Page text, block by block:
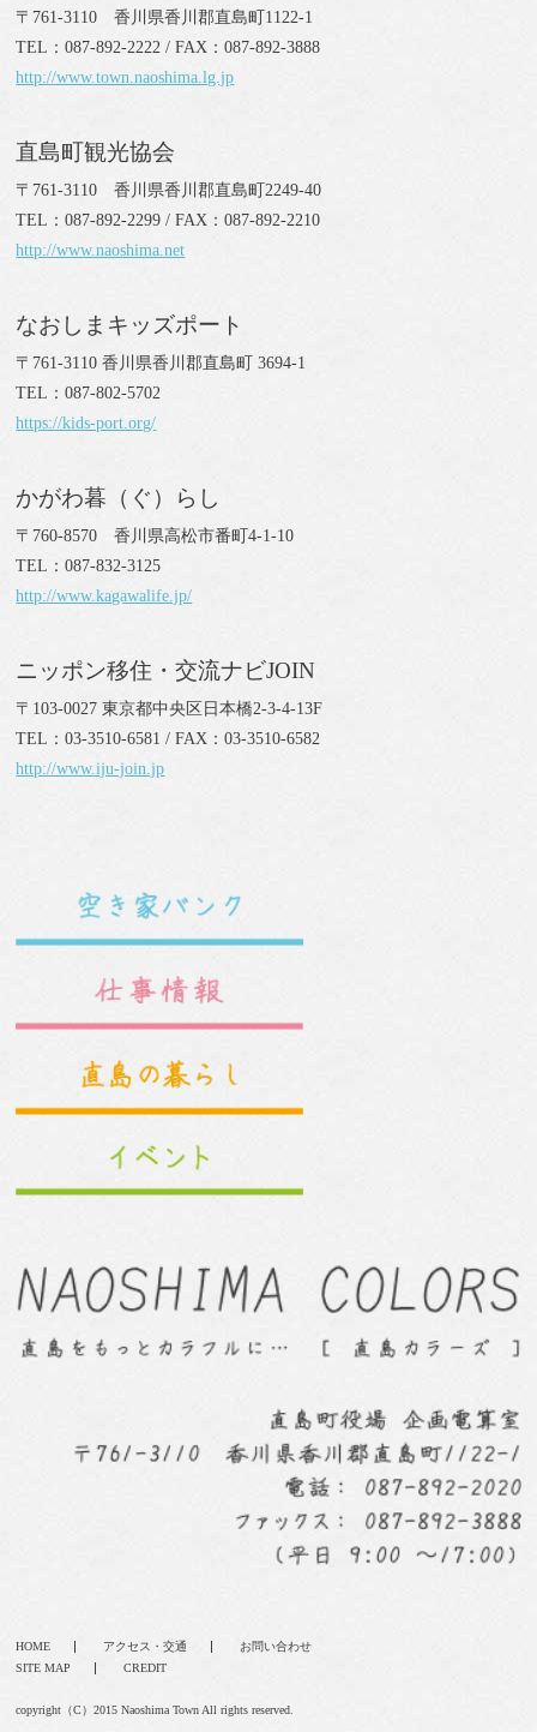
〒761-3110 香川県香川郡直島町1122-1
TEL：087-892-2222 / FAX：087-892-3888
http://www.town.naoshima.lg.jp
直島町観光協会
〒761-3110 香川県香川郡直島町2249-40
TEL：087-892-2299 / FAX：087-892-2210
http://www.naoshima.net
なおしまキッズポート
〒761-3110 香川県香川郡直島町 3694-1
TEL：087-802-5702
https://kids-port.org/
かがわ暮（ぐ）らし
〒760-8570 香川県高松市番町4-1-10
TEL：087-832-3125
http://www.kagawalife.jp/
ニッポン移住・交流ナビJOIN
〒103-0027 東京都中央区日本橋2-3-4-13F
TEL：03-3510-6581 / FAX：03-3510-6582
http://www.iju-join.jp
HOME アクセス・交通
お問い合わせ
SITE MAP
CREDIT
copyright（C）2015 Naoshima Town All rights reserved.